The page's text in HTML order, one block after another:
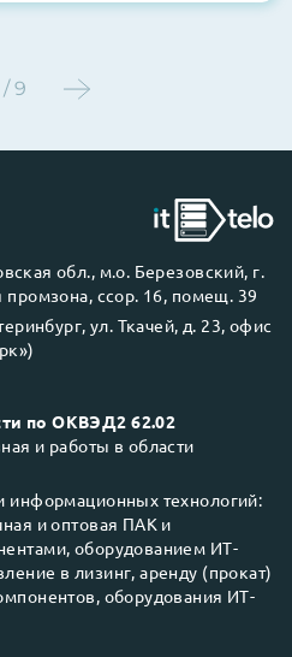
/ 9
обл., м.о. Березовский, г.
промзона, ссор. 16, помещ. 39
ул. Ткачей, д. 23, офис
по ОКВЭД2 62.02
и работы в области
информационных технологий:
и оптовая ПАК и
оборудованием ИТ-
в лизинг, аренду (прокат)
оборудования ИТ-